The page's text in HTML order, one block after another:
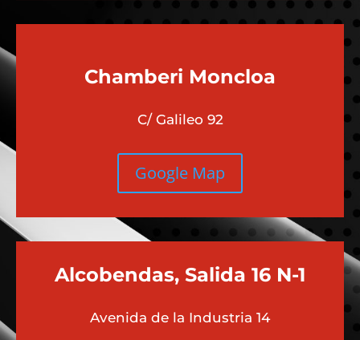
Chamberi Moncloa
C/ Galileo 92
Google Map
Alcobendas, Salida 16 N-1
Avenida de la Industria 14